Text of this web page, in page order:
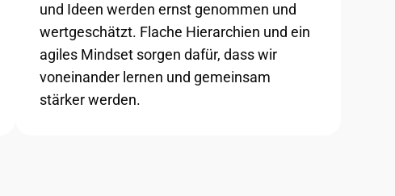
und Ideen werden ernst genommen und
wertgeschätzt. Flache Hierarchien und ein
agiles Mindset sorgen dafür, dass wir
voneinander lernen und gemeinsam
stärker werden.